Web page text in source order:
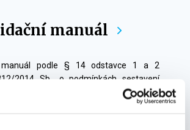
manuál
manuál podle § 14 odstavce 1 a 2
2014 Sb., o podmínkách sestavení
za Českou republiku (konsolidační